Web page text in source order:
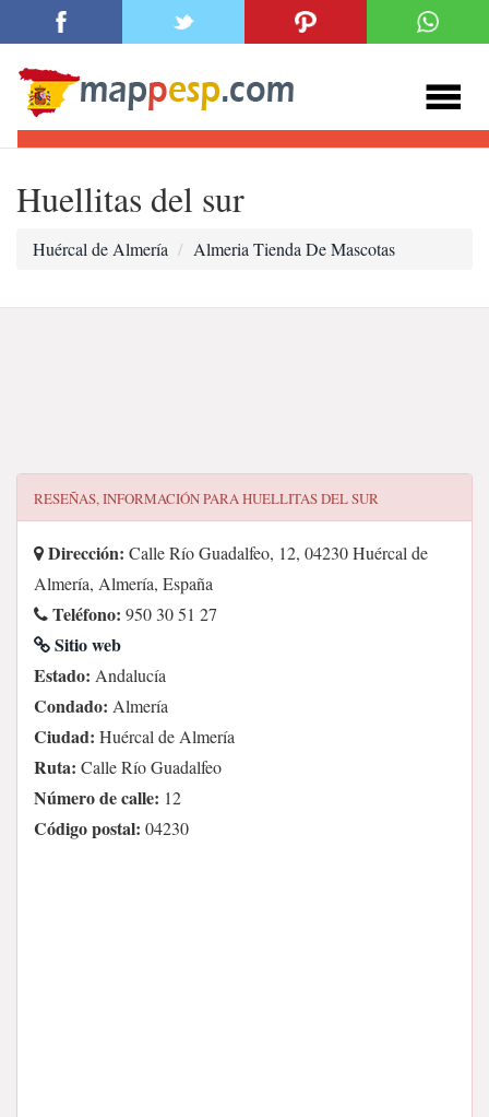
Huellitas del sur
Huércal de Almería Almeria Tienda De Mascotas
RESEÑAS, INFORMACIÓN PARAHUELLITAS DEL SUR
Dirección: Calle Río Guadalfeo, 12, 04230 Huércal de
Almería, Almería, España
Teléfono: 950 30 51 27
Sitio web
Estado: Andalucía
Condado: Almería
Ciudad: Huércal de Almería
Ruta: Calle Río Guadalfeo
Número de calle: 12
Código postal: 04230